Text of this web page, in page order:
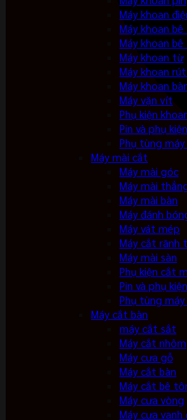
Máy khoan
Máy khoan
Máy khoan
Máy khoan từ
Máy khoan
Máy khoan
Máy vặn vít
Phụ kiện
Pin và phụ
Phụ tùng
Máy mài cắt
Máy mài góc
Máy mài
Máy mài bàn
Máy đánh
Máy vát mép
Máy cắt rãnh
Máy mài sàn
Phụ kiện cắt
Pin và phụ
Phụ tùng
Máy cắt bàn
máy cắt sắt
Máy cắt nhôm
Máy cưa gỗ
Máy cắt bàn
Máy cắt bê
Máy cưa vòng
Máy cưa vanh